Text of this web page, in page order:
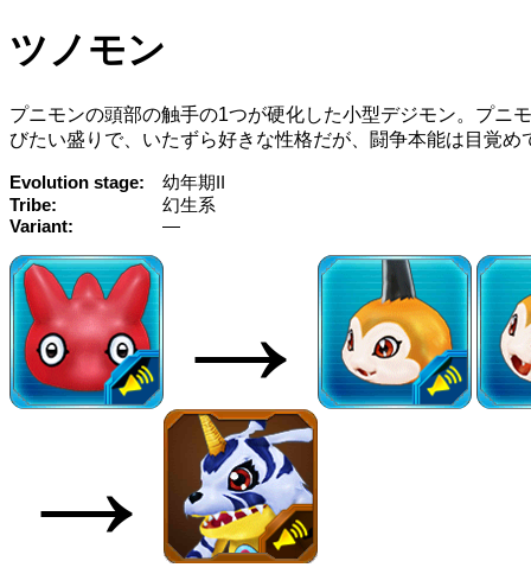
ツノモン
プニモンの頭部の触手の1つが硬化した小型デジモン。プニ
びたい盛りで、いたずら好きな性格だが、闘争本能は目覚め
Evolution stage
幼年期II
Tribe
幻生系
Variant
—
→
→